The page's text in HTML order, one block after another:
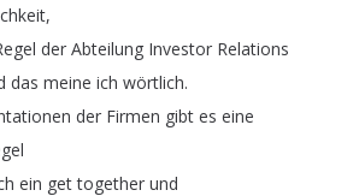
,
der Abteilung Investor Relations
das meine ich wörtlich.
der Firmen gibt es eine
ein get together und